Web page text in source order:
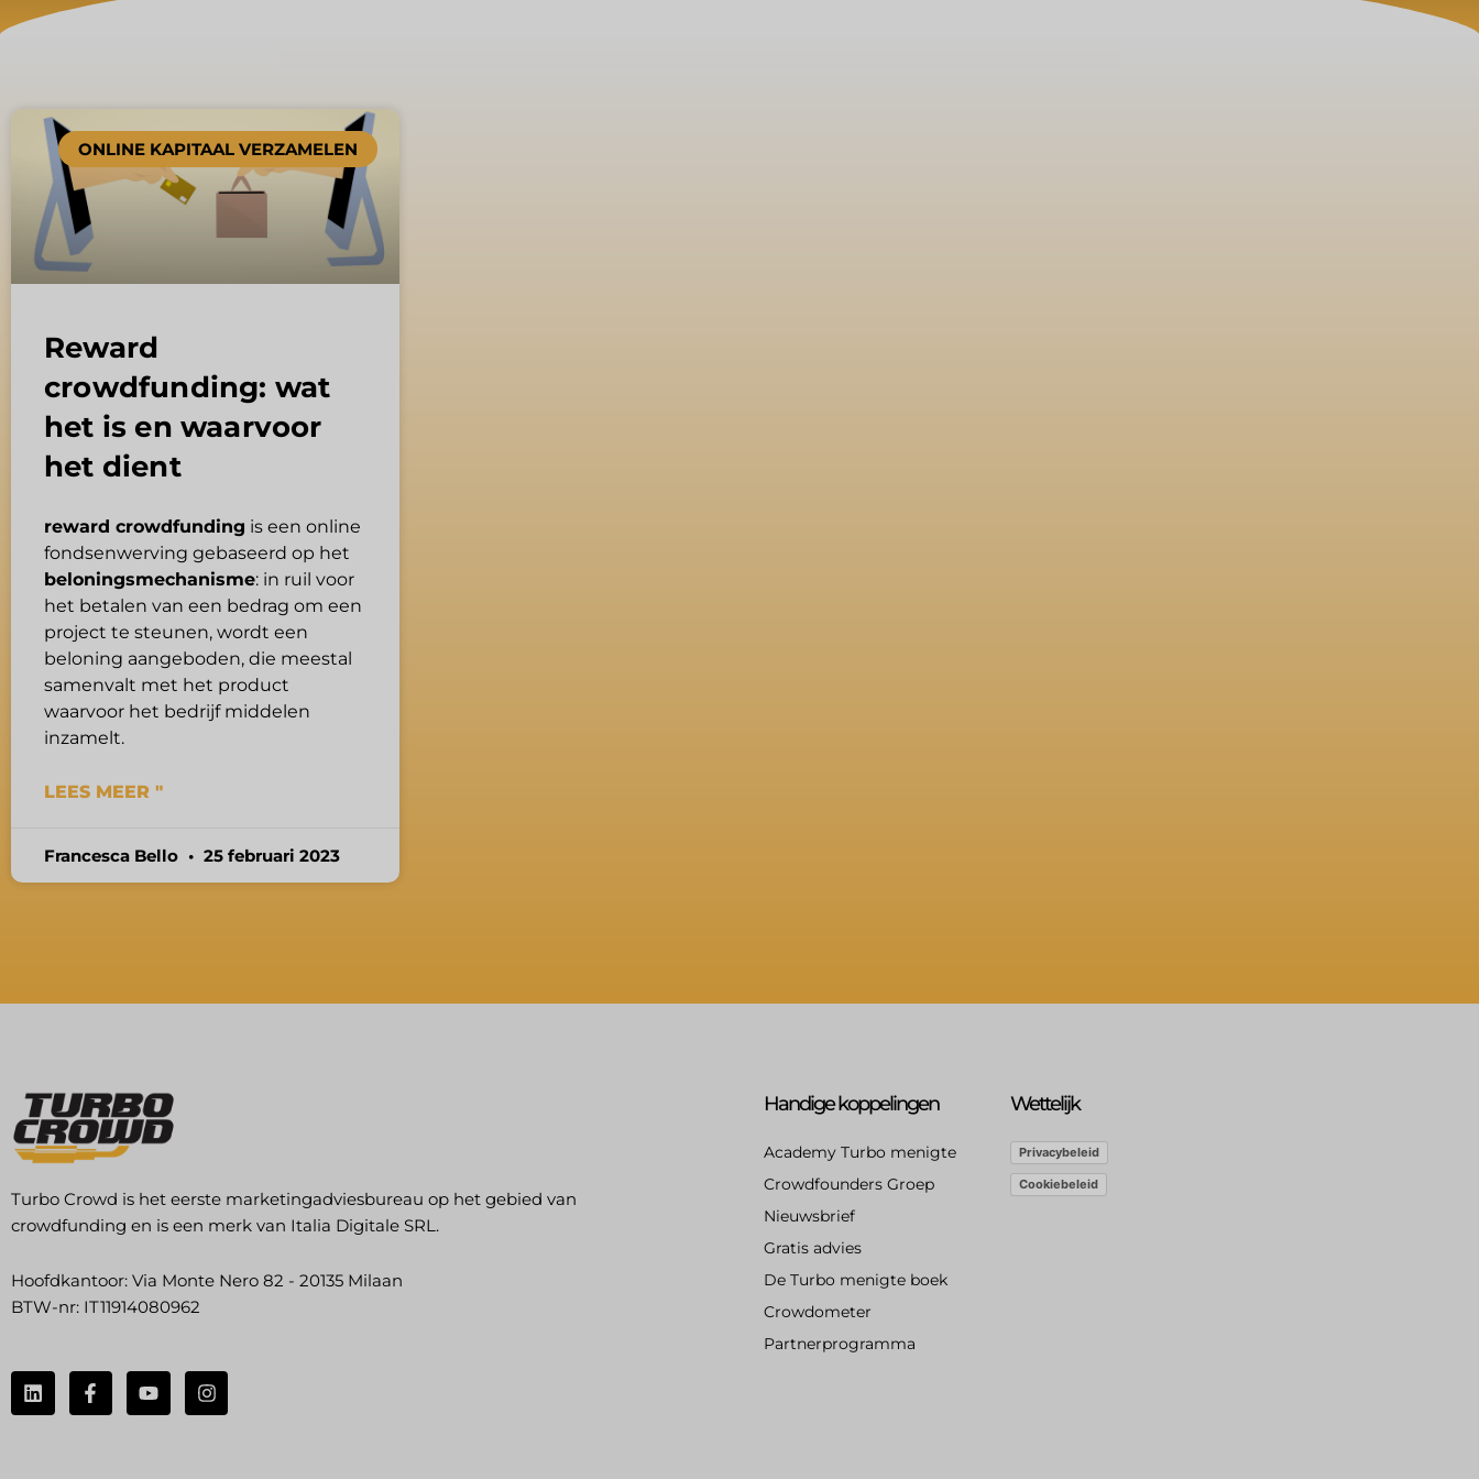
ONLINE KAPITAAL VERZAMELEN
Reward
crowdfunding: wat
het is en waarvoor
het dient
reward crowdfunding is een online
fondsenwerving gebaseerd op het
beloningsmechanisme: in ruil voor
het betalen van een bedrag om een
project te steunen, wordt een
beloning aangeboden, die meestal
samenvalt met het product
waarvoor het bedrijf middelen
inzamelt.
LEES MEER "
Francesca Bello 25 februari 2023
Turbo Crowd is het eerste marketingadviesbureau op het gebied van
crowdfunding en is een merk van Italia Digitale SRL.
Hoofdkantoor: Via Monte Nero 82 - 20135 Milaan
BTW-nr: IT11914080962
L
i
n
F
a
c
o
u
I
n
s
Handige koppelingen
Academy Turbo menigte
Crowdfounders Groep
Nieuwsbrief
Gratis advies
De Turbo menigte boek
Crowdometer
Partnerprogramma
Wettelijk
Privacybeleid
Cookiebeleid